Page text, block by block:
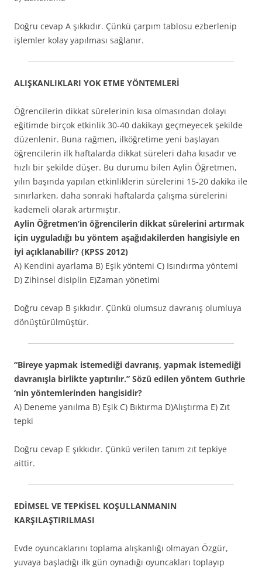
Doğru cevap A şıkkıdır. Çünkü çarpım tablosu ezberlenip
işlemler kolay yapılması sağlanır.
ALIŞKANLIKLARI YOK ETME YÖNTEMLERİ
Öğrencilerin dikkat sürelerinin kısa olmasından dolayı
eğitimde birçok etkinlik 30-40 dakikayı geçmeyecek şekilde
düzenlenir. Buna rağmen, ilköğretime yeni başlayan
öğrencilerin ilk haftalarda dikkat süreleri daha kısadır ve
hızlı bir şekilde düşer. Bu durumu bilen Aylin Öğretmen,
yılın başında yapılan etkinliklerin sürelerini 15-20 dakika ile
sınırlarken, daha sonraki haftalarda çalışma sürelerini
kademeli olarak artırmıştır.
Aylin Öğretmen’in öğrencilerin dikkat sürelerini artırmak
için uyguladığı bu yöntem aşağıdakilerden hangisiyle en
iyi açıklanabilir? (KPSS 2012)
A) Kendini ayarlama B) Eşik yöntemi C) Isındırma yöntemi
D) Zihinsel disiplin E)Zaman yönetimi
Doğru cevap B şıkkıdır. Çünkü olumsuz davranış olumluya
dönüştürülmüştür.
“Bireye yapmak istemediği davranış, yapmak istemediği
davranışla birlikte yaptırılır.” Sözü edilen yöntem Guthrie
‘nin yöntemlerinden hangisidir?
A) Deneme yanılma B) Eşik C) Bıktırma D)Alıştırma E) Zıt
tepki
Doğru cevap E şıkkıdır. Çünkü verilen tanım zıt tepkiye
aittir.
EDİMSEL VE TEPKİSEL KOŞULLANMANIN
KARŞILAŞTIRILMASI
Evde oyuncaklarını toplama alışkanlığı olmayan Özgür,
yuvaya başladığı ilk gün oynadığı oyuncakları toplayıp